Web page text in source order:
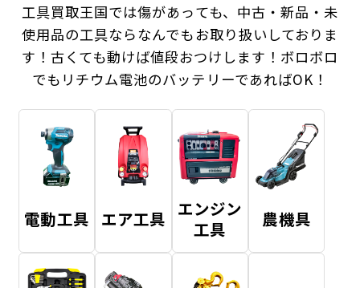
工具買取王国では傷があっても、中古・新品・未
使用品の工具ならなんでもお取り扱いしておりま
す！ 古くても動けば値段おつけします！ボロボロ
でもリチウム電池のバッテリーであればOK！
電動工具 エア工具 エンジン
工具
農機具